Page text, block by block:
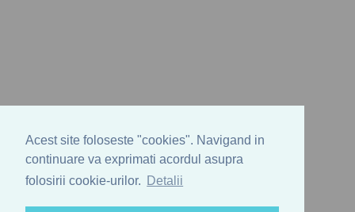
Acest site foloseste "cookies". Navigand in
continuare va exprimati acordul asupra
folosirii cookie-urilor.
Detalii